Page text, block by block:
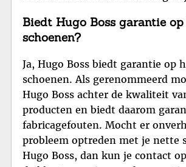
Biedt Hugo Boss garantie
schoenen?
Ja, Hugo Boss biedt garantie op
schoenen. Als gerenommeerd
Hugo Boss achter de kwaliteit
producten en biedt daarom
fabricagefouten. Mocht er
probleem optreden met je nette
Hugo Boss, dan kun je contact